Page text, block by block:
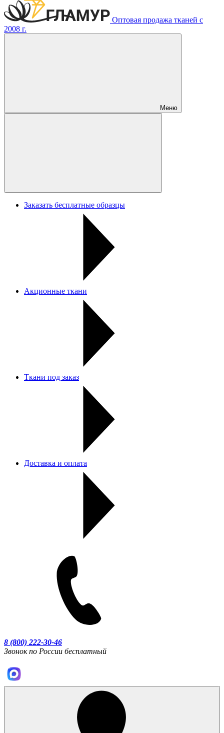
Оптовая продажа тканей с
2008 г.
Меню
Заказать бесплатные образцы
Акционные ткани
Ткани под заказ
Доставка и оплата
8 (800) 222-30-46
Звонок по России бесплатный